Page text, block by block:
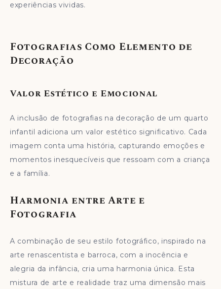
experiências vividas.
Fotografias Como Elemento de
Decoração
Valor Estético e Emocional
A inclusão de fotografias na decoração de um quarto
infantil adiciona um valor estético significativo. Cada
imagem conta uma história, capturando emoções e
momentos inesquecíveis que ressoam com a criança
e a família.
Harmonia entre Arte e
Fotografia
A combinação de seu estilo fotográfico, inspirado na
arte renascentista e barroca, com a inocência e
alegria da infância, cria uma harmonia única. Esta
mistura de arte e realidade traz uma dimensão mais